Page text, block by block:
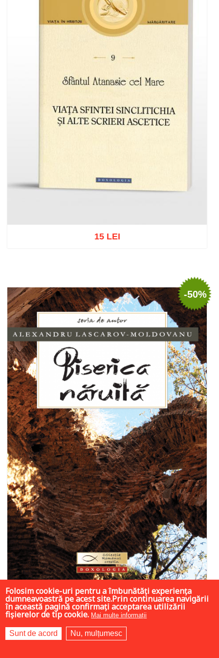
15 LEI
-50%
16 LEI
16 LEI8 LEI
Folosim cookie-uri pentru a îmbunătăți experiența
dumneavoastră pe acest site.Prin continuarea navigării
în această pagină confirmați acceptarea utilizării
fișierelor de tip cookie. Mai multe informații
Sunt de acord Nu, mulțumesc